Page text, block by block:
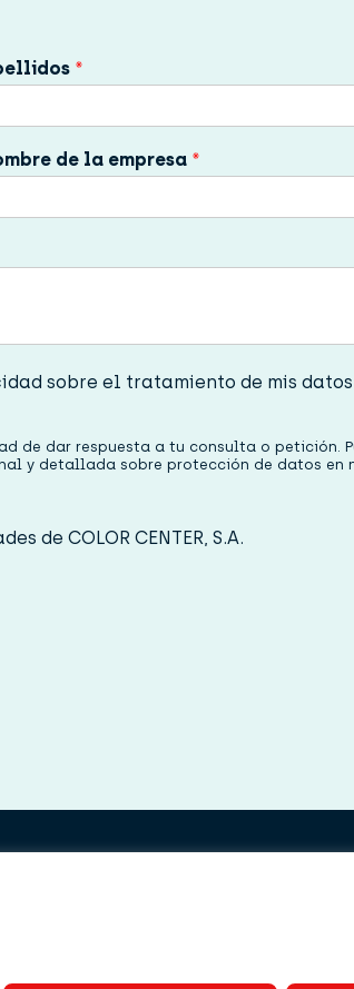
*
de la empresa *
sobre el tratamiento de mis
de dar respuesta a tu consulta o petición.
y detallada sobre protección de datos en
de COLOR CENTER, S.A.